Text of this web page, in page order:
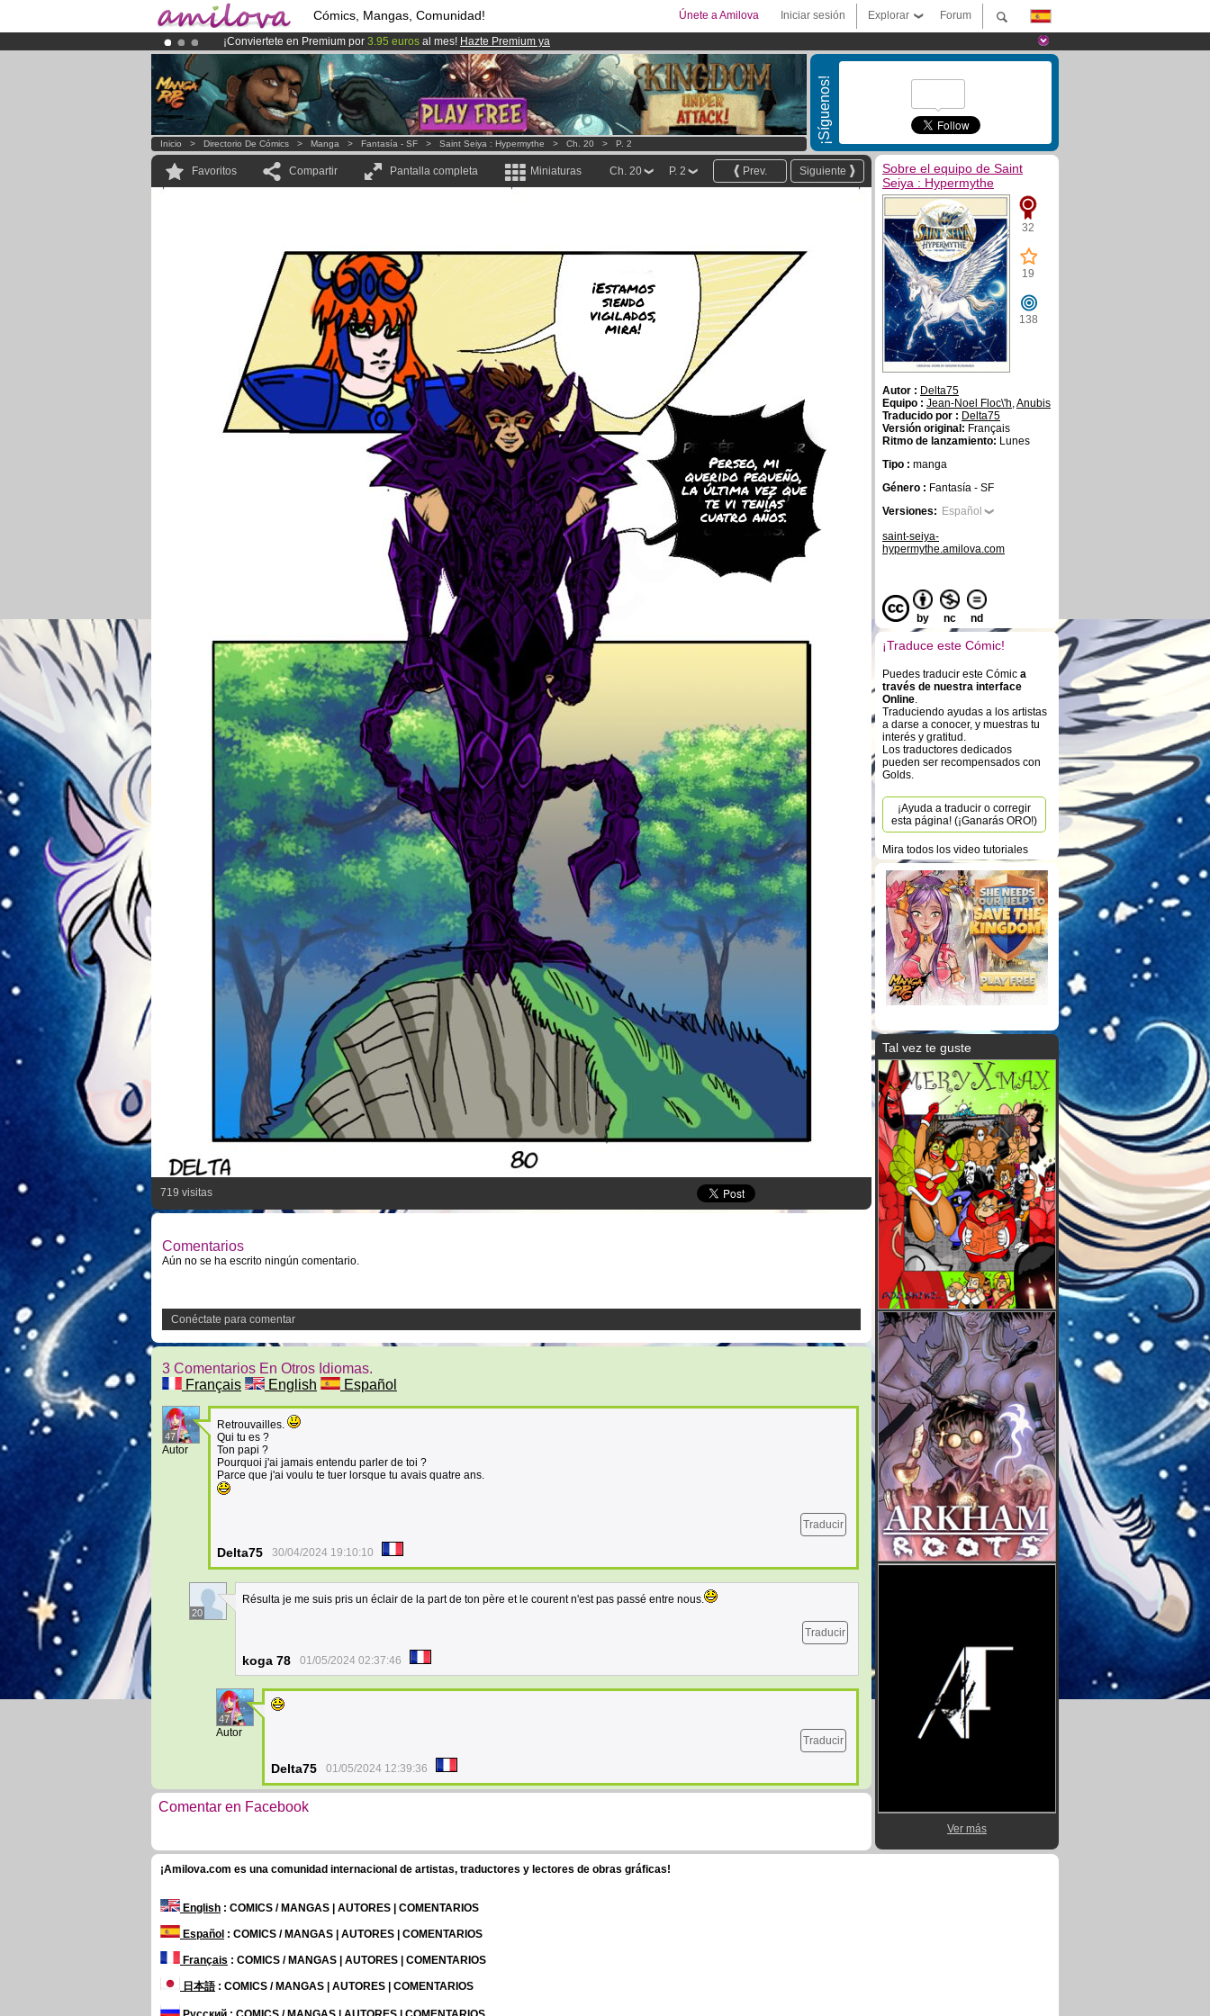
Cómics, Mangas, Comunidad! Forum
Explorar
Iniciar sesión
Únete a Amilova
¡Conviertete en Premium por 3.95 euros al mes! Hazte Premium ya
¡El Kickstarter Amilova está desormado lanzado!.
¡Ya tenemos 100000miembrosy 1000 Cómics y Mangas!.
¡Síguenos!
Inicio > Directorio De Cómics > Manga > Fantasía - SF > Saint Seiya : Hypermythe > Ch. 20 > P. 2
Favoritos Compartir Pantalla completa Miniaturas Siguiente
Prev.
P. 2
Ch. 20
¡Estamos
siendo
vigilados,
mira!
Perseo, mi
querido pequeño,
la última vez que
te vi tenías
cuatro años.
719 visitas
Comentarios
Aún no se ha escrito ningún comentario.
Conéctate para comentar
3 Comentarios En Otros Idiomas.
Français
English Español
47
Autor
Retrouvailles.
Qui tu es ?
Ton papi ?
Pourquoi j'ai jamais entendu parler de toi ?
Parce que j'ai voulu te tuer lorsque tu avais quatre ans.
Traducir
Delta75 30/04/2024 19:10:10
20
Résulta je me suis pris un éclair de la part de ton père et le courent n'est pas passé entre nous.
Traducir
koga 78 01/05/2024 02:37:46
47
Autor
Traducir
Delta75 01/05/2024 12:39:36
Comentar en Facebook
Sobre el equipo de Saint
Seiya : Hypermythe
32
19
138
Autor : Delta75
Equipo : Jean-Noel Floc\'h,Anubis
Traducido por : Delta75
Versión original: Français
Ritmo de lanzamiento: Lunes
Tipo : manga
Género : Fantasía - SF
Versiones: Español
saint-seiya-
hypermythe.amilova.com
by nc nd
¡Traduce este Cómic!
Puedes traducir este Cómic a
través de nuestra interface
Online.
Traduciendo ayudas a los artistas
a darse a conocer, y muestras tu
interés y gratitud.
Los traductores dedicados
pueden ser recompensados con
Golds.
¡Ayuda a traducir o corregir
esta página! (¡Ganarás ORO!)
Mira todos los video tutoriales
Tal vez te guste
Ver más
¡Amilova.com es una comunidad internacional de artistas, traductores y lectores de obras gráficas!
English : COMICS / MANGAS | AUTORES | COMENTARIOS
Español : COMICS / MANGAS | AUTORES | COMENTARIOS
Français : COMICS / MANGAS | AUTORES | COMENTARIOS
日本語: COMICS / MANGAS | AUTORES | COMENTARIOS